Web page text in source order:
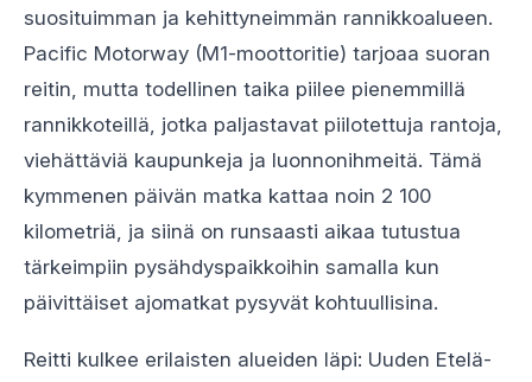
suosituimman ja kehittyneimmän rannikkoalueen.
Pacific Motorway (M1-moottoritie) tarjoaa suoran
reitin, mutta todellinen taika piilee pienemmillä
rannikkoteillä, jotka paljastavat piilotettuja rantoja,
viehättäviä kaupunkeja ja luonnonihmeitä. Tämä
kymmenen päivän matka kattaa noin 2 100
kilometriä, ja siinä on runsaasti aikaa tutustua
tärkeimpiin pysähdyspaikkoihin samalla kun
päivittäiset ajomatkat pysyvät kohtuullisina.
Reitti kulkee erilaisten alueiden läpi: Uuden Etelä-